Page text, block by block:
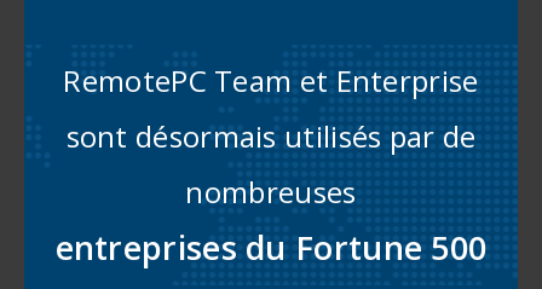
RemotePC Team et Enterprise
sont désormais utilisés par de
nombreuses
entreprises du Fortune 500